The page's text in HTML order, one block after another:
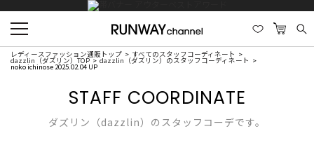
レディースファッション通販トップ すべてのスタッフコーディネート
dazzlin（ダズリン）TOP dazzlin（ダズリン）のスタッフコーディネート
noko ichinose 2025.02.04 UP
STAFF COORDINATE
ダズリン（dazzlin）のスタッフコーデです。